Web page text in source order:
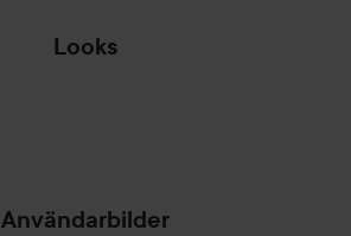
Looks
Användarbilder